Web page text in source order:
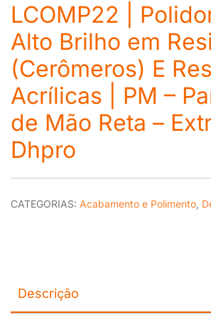
LCOMP22 |
Alto Brilho em
(Cerômeros) E
Acrílicas | PM –
de Mão Reta –
Dhpro
CATEGORIAS: Acabamento e Polimento
Descrição